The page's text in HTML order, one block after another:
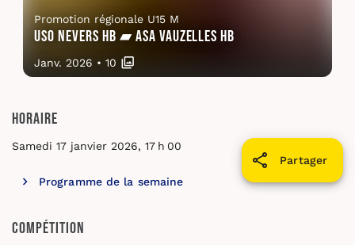
Promotion régionale U15 M
USO Nevers HB ▰ ASA Vauzelles HB
Janv. 2026 • 10
Horaire
Partager
Samedi 17 janvier 2026, 17 h 00
Programme de la semaine
Compétition